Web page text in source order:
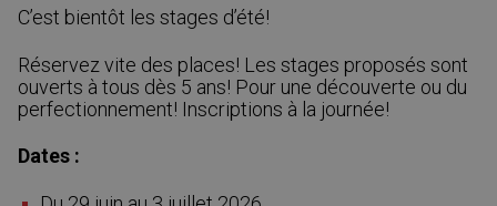
C’est bientôt les stages d’été!
Réservez vite des places! Les stages proposés sont
ouverts à tous dès 5 ans! Pour une découverte ou du
perfectionnement! Inscriptions à la journée!
Dates :